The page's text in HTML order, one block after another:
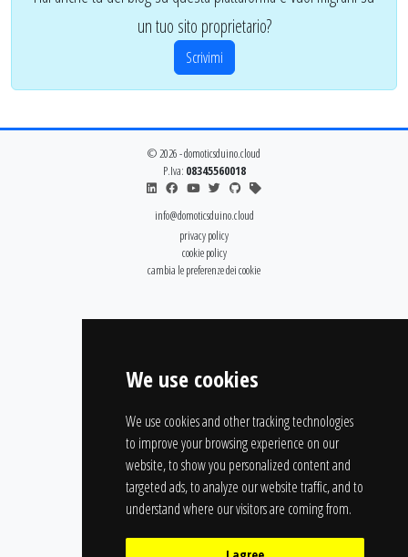
We use cookies
We use cookies and other tracking technologies
to improve your browsing experience on our
website, to show you personalized content and
targeted ads, to analyze our website traffic, and to
understand where our visitors are coming from.
un tuo sito proprietario?
Scrivimi
© 2026 - domoticsduino.cloud
P.Iva: 08345560018
info@domoticsduino.cloud
privacy policy
cookie policy
cambia le preferenze dei cookie